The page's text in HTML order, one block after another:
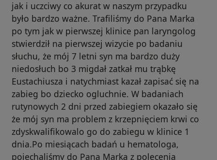
jak i uczciwy co akurat w naszym przypadku
było bardzo ważne. Trafiliśmy do Pana Marka
po tym jak w pierwszej klinice pan laryngolog
stwierdził na pierwszej wizycie po badaniu
słuchu, że mój 7 letni syn ma bardzo duży
niedosłuch bo 3 migdał zatkał mu trąbkę
Eustachiusza i natychmiast kazał zapisać się na
zabieg bo dziecko ogluchnie. W badaniach
rutynowych 2 dni przed zabiegiem okazało się
że mój syn ma problem z krzepnięciem krwi co
zdyskwalifikowalo go do zabiegu w klinice 1
dnia.Po miesiącach badań u hematologa,
pojechaliśmy do Pana Marka z polecenia